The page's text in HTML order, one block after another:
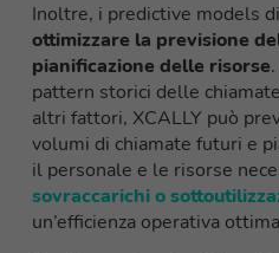
Inoltre, i predictive models
ottimizzare la previsione
pianificazione delle risorse
pattern storici delle
altri fattori, XCALLY può
volumi di chiamate futuri e
il personale e le risorse
sovraccarichi o
un’efficienza operativa